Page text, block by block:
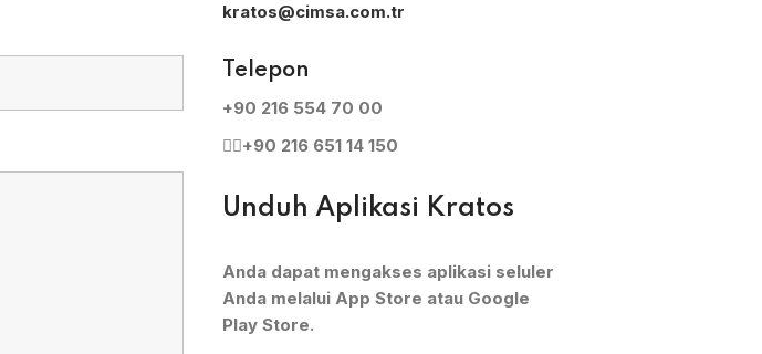
kratos@cimsa.com.tr
Telepon
+90 216 554 70 00
+90 216 651 14 150
Unduh Aplikasi Kratos
Anda dapat mengakses aplikasi seluler
Anda melalui App Store atau Google
Play Store.